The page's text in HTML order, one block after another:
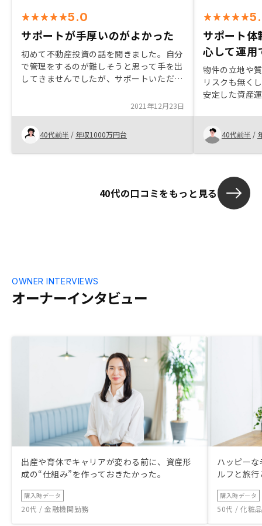
5.0
サポートが手厚いのがよかった
初めて不動産投資の話を聞きました。自分
で管理をするのが難しそうと思って手を出
してきませんでしたが、サポートいただけ
2021年12月23日
40代前半 / 年収1000万円台
サポート体
心して運用
物件の立地や
リスクも無く
安定した資産
点。 契約まで
ズに契約でき
よくわかりや
サポートもあ
40代前半 /
40代の口コミをもっと見る
オーナーインタビュー
OWNER INTERVIEWS
出産や育休でキャリアが変わる前に、資産形
成の“仕組み”を作っておきたかった。
購入時データ
20代 / 金融機関勤務
ハッピー
ルフと旅
購入時データ
50代 / 化粧